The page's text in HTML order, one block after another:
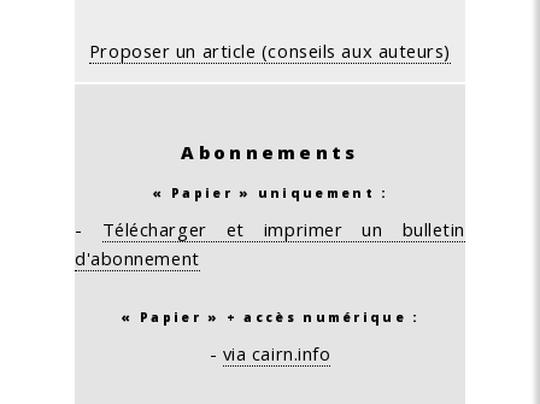
Proposer un article (conseils aux auteurs)
Abonnements
« Papier » uniquement :
- Télécharger et imprimer un bulletin
d'abonnement
« Papier » + accès numérique :
- via cairn.info